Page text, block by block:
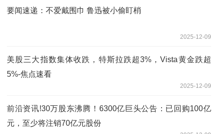
要闻速递：不爱戴围巾 鲁迅被小偷盯梢
2025-12-09
美股三大指数集体收跌，特斯拉跌超3%，Vista黄金跌超
5%-焦点速看
2025-12-09
前沿资讯!30万股东沸腾！6300亿巨头公告：已回购100亿
元，至少将注销70亿元股份